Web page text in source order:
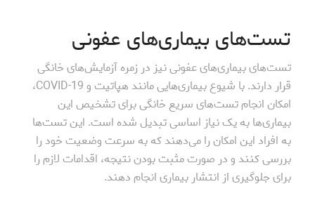
تست‌های بیماری‌های عفونی
تست‌های بیماری‌های عفونی نیز در زمره آزمایش‌های خانگی
قرار دارند. با شیوع بیماری‌هایی مانند هپاتیت و COVID-19،
امکان انجام تست‌های سریع خانگی برای تشخیص این
بیماری‌ها به یک نیاز اساسی تبدیل شده است. این تست‌ها
به افراد این امکان را می‌دهند که به سرعت وضعیت خود را
بررسی کنند و در صورت مثبت بودن نتیجه، اقدامات لازم را
برای جلوگیری از انتشار بیماری انجام دهند.